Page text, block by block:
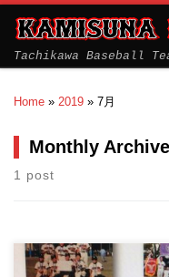
Tachikawa Baseball
Home » 2019 » 7月
Monthly
1 post